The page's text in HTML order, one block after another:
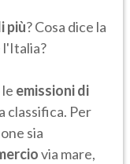
più? Cosa dice la
l'Italia?
emissioni di
classifica. Per
sia
via mare,